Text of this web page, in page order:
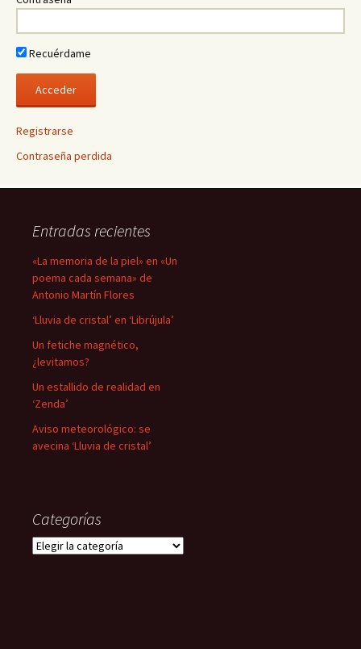
Recuérdame
Registrarse
Contraseña perdida
Entradas recientes
«La memoria de la piel» en «Un
poema cada semana» de
Antonio Martín Flores
‘Lluvia de cristal’ en ‘Librújula’
Un fetiche magnético,
¿levitamos?
Un estallido de realidad en
‘Zenda’
Aviso meteorológico: se
avecina ‘Lluvia de cristal’
Categorías
Categorías